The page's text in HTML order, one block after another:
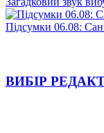
Підсумки 06.08:
ВИБІР